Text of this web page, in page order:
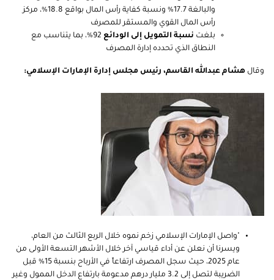
والبالغة 17.7% ونسبة كفاية رأس المال بواقع 18.8%، مركز
رأس المال القوي والمستقر للمصرف
بلغت نسبة التمويل إلى الودائع
92%، بما يتناسب مع
النطاق الذي تحدده إدارة المصرف
وقال هشام عبدالله القاسم، رئيس مجلس إدارة الإمارات الإسلامي:
"واصل الإمارات الإسلامي زخم نموه خلال الربع الثالث من العام،
ويسرنا أن نعلن عن أداء قياسي آخر خلال الأشهر التسعة الأولى من
عام 2025، حيث سجل المصرف ارتفاعاً في الأرباح بنسبة 15% قبل
الضريبة لتصل إلى 3.2 مليار درهم مدعومة بارتفاع الدخل الممول وغير